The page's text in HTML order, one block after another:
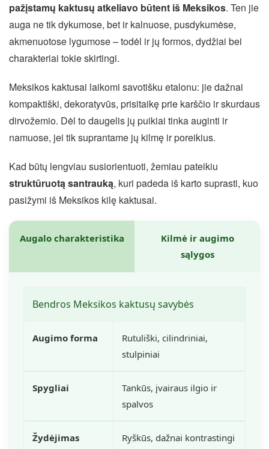
pažįstamų kaktusų atkeliavo būtent iš Meksikos. Ten jie
auga ne tik dykumose, bet ir kalnuose, pusdykumėse,
akmenuotose lygumose – todėl ir jų formos, dydžiai bei
charakteriai tokie skirtingi.
Meksikos kaktusai laikomi savotišku etalonu: jie dažnai
kompaktiški, dekoratyvūs, prisitaikę prie karščio ir skurdaus
dirvožemio. Dėl to daugelis jų puikiai tinka auginti ir
namuose, jei tik suprantame jų kilmę ir poreikius.
Kad būtų lengviau susiorientuoti, žemiau pateikiu
struktūruotą santrauką, kuri padeda iš karto suprasti, kuo
pasižymi iš Meksikos kilę kaktusai.
Augalo charakteristika
Kilmė ir augimo
sąlygos
Bendros Meksikos kaktusų savybės
Augimo forma
Rutuliški, cilindriniai,
stulpiniai
Spygliai
Tankūs, įvairaus ilgio ir
spalvos
Žydėjimas
Ryškūs, dažnai kontrastingi